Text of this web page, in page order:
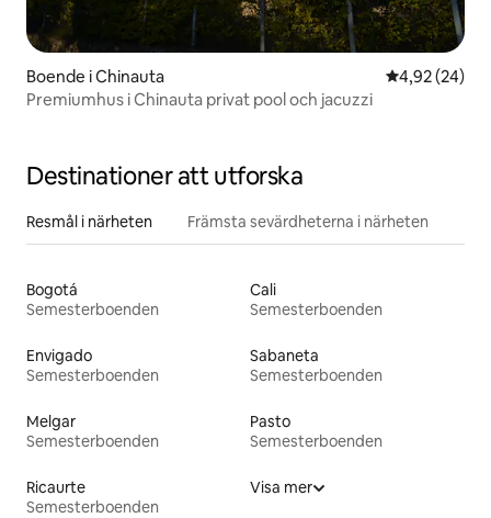
Boende i Chinauta 4,92 av 5 i
4,92 (24)
Premiumhus i Chinauta privat pool och jacuzzi
Destinationer att utforska
Resmål i närheten Främsta sevärdheterna i närheten
Bogotá
Semesterboenden
Cali
Semesterboenden
Envigado
Semesterboenden
Sabaneta
Semesterboenden
Melgar
Semesterboenden
Pasto
Semesterboenden
Ricaurte
Semesterboenden
Visa mer